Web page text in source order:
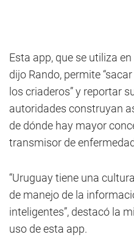
Esta app, que se utiliza
dijo Rando, permite
los criaderos” y reportar
autoridades construyan
de dónde hay mayor
transmisor de
“Uruguay tiene una
de manejo de la
inteligentes”, destacó la
uso de esta app.